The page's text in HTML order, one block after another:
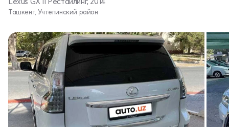
Ташкент, Учтепинский район